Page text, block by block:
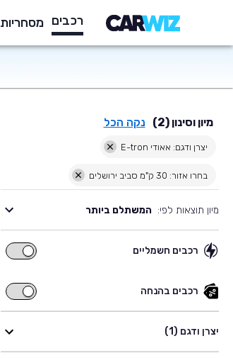
רכבים מסחריות
מיון וסינון (2) נקה הכל
יצרן ודגם: אאודי E-tron
בחרו אזור: 30 ק"מ סביב ירושלים
מיון תוצאות לפי: המשתלם ביותר
רכבים חשמליים
רכבים
רכבים בהנחה
רכבים
בהנחה
יצרן ודגם (1)